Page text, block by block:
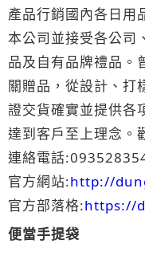
產品行銷國內各日用
本公司並接受各公司
品及自有品牌禮品。
關贈品，從設計、打
證交貨確實並提供各
達到客戶至上理念。
連絡電話
官方網站:http://
官方部落格:https://
便當手提袋